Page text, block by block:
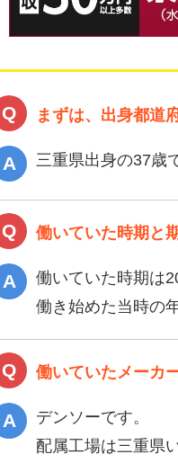
まずは、出身都道
三重県出身の37歳
働いていた時期と
働いていた時期は
働き始めた当時の
働いていたメーカ
デンソーです。
配属工場は三重県